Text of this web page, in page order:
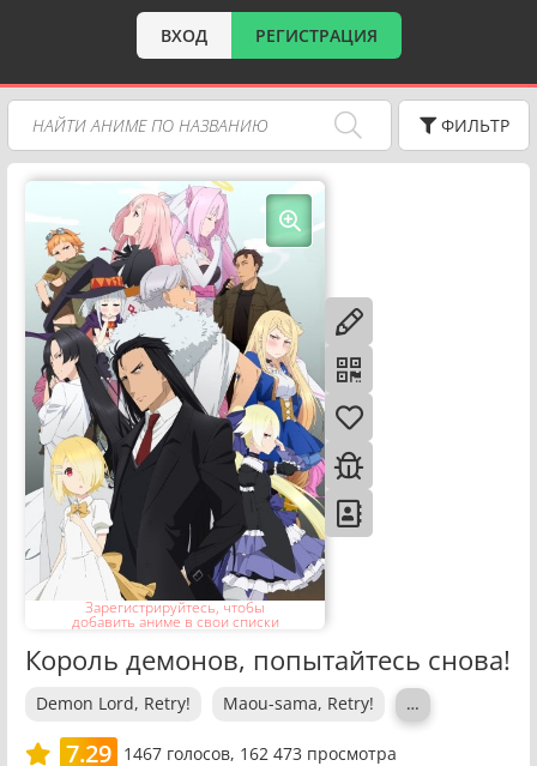
ВХОД РЕГИСТРАЦИЯ
ФИЛЬТР
Зарегистрируйтесь, чтобы
добавить аниме в свои списки
Король демонов, попытайтесь снова!
Demon Lord, Retry! Maou-sama, Retry! …
7.29 1467голосов, 162 473 просмотра